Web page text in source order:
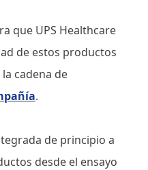
que UPS Healthcare
de estos productos
cadena de
.
de principio a
desde el ensayo